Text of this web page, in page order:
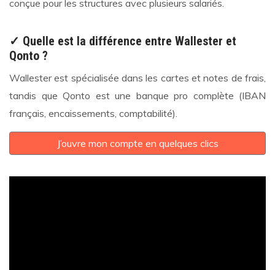
conçue pour les structures avec plusieurs salariés.
✓ Quelle est la différence entre Wallester et
Qonto ?
Wallester est spécialisée dans les cartes et notes de frais,
tandis que Qonto est une banque pro complète (IBAN
français, encaissements, comptabilité).
J’ouvre mon compte en quelques clics